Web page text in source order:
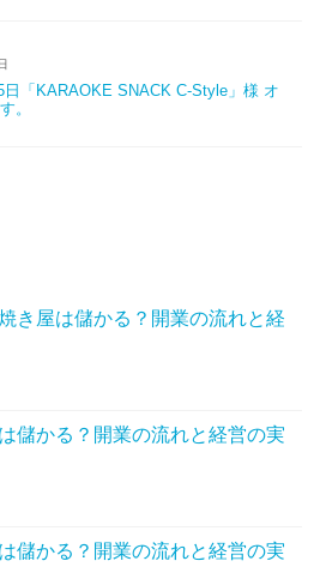
日「KARAOKE SNACK C-Style」様 オ
。
き屋は儲かる？開業の流れと経
儲かる？開業の流れと経営の実
儲かる？開業の流れと経営の実